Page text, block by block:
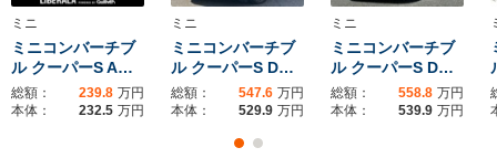
ミニ
ミニコンバーチブ
ル クーパーS A…
総額： 239.8 万円
本体：
232.5 万円
ミニ
ミニコンバーチブ
ル クーパーS D…
総額： 547.6 万円
本体：
529.9 万円
ミニ
ミニコンバーチブ
ル クーパーS D…
総額： 558.8 万円
本体：
539.9 万円